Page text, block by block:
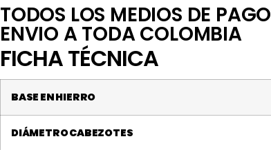
TODOS LOS MEDIOS DE PAGO
ENVIO A TODA COLOMBIA
FICHA TÉCNICA
BASE EN HIERRO
DIÁMETRO CABEZOTES